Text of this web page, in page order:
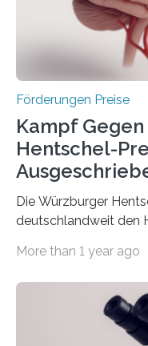
Berlin überbrachte
Wirtschaft und
Überplanmäßige
Förderungen Preise
Kampf
Hentschel-
Die Würzburger
deutschlandweit den
hochrangige
Schlaganfall“ mit
Betroffenen zu
More than 1 year ago